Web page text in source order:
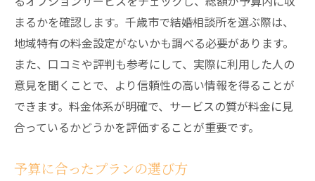
まるかを確認します。千歳市で結婚相談所を選ぶ際は、
地域特有の料金設定がないかも調べる必要があります。
また、口コミや評判も参考にして、実際に利用した人の
意見を聞くことで、より信頼性の高い情報を得ることが
できます。料金体系が明確で、サービスの質が料金に見
合っているかどうかを評価することが重要です。
予算に合ったプランの選び方